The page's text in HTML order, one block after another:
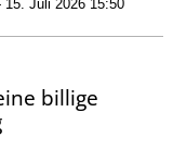
Juli 2026 15:50
billige